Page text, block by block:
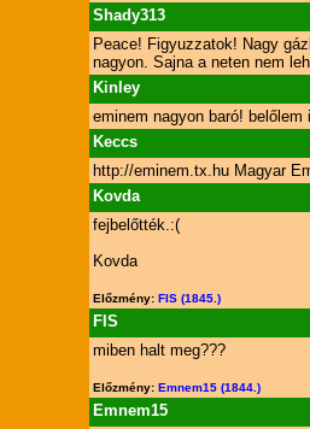
Shady313
Peace! Figyuzzatok! Nagy
nagyon. Sajna a neten nem
Kinley
eminem nagyon baró! belőlem
Keccs
http://eminem.tx.hu Magyar
Kovda
fejbelőtték.:(
Kovda
Előzmény: FIS (1845.)
FIS
miben halt meg???
Előzmény: Emnem15 (1844.)
Emnem15